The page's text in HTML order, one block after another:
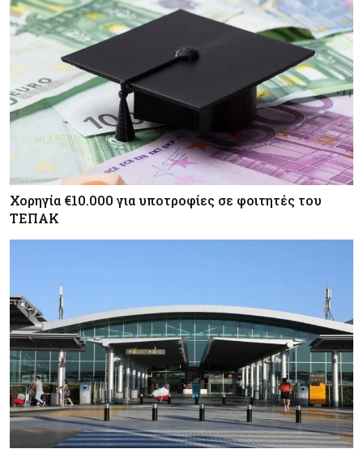
Χορηγία €10.000 για υποτροφίες σε φοιτητές του
ΤΕΠΑΚ